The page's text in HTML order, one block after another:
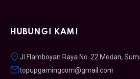
HUBUNGI KAMI
Jl Flamboyan Raya No. 22 Medan,
topupgamingcom@gmail.com